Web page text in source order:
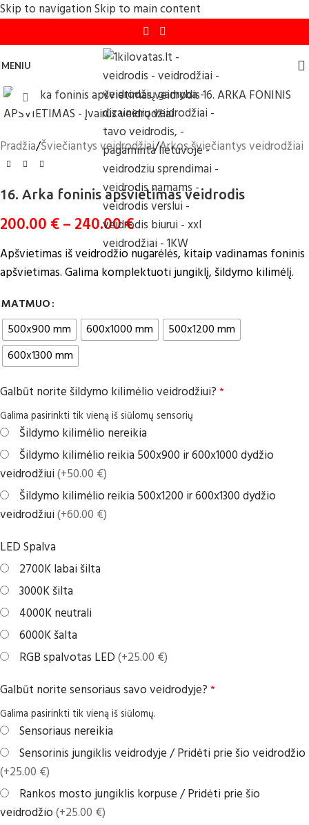
Skip to navigationSkip to main content
MENIU
Click to enlarge
Pradžia/Šviečiantys veidrodžiai/Arkos šviečiantys veidrodžiai
16. Arka foninis apšvietimas veidrodis
200.00 €– 240.00€
Apšvietimas iš veidrodžio nugarėlės, kitaip vadinamas foninis
apšvietimas. Galima komplektuoti jungiklį, šildymo kilimėlį.
MATMUO
500x900 mm
600x1000 mm
500x1200 mm
600x1300 mm
Galbūt norite šildymo kilimėlio veidrodžiui?*
Galima pasirinkti tik vieną iš siūlomų sensorių
Šildymo kilimėlio nereikia
Šildymo kilimėlio reikia 500x900 ir 600x1000 dydžio
veidrodžiui(+50.00 €)
Šildymo kilimėlio reikia 500x1200 ir 600x1300 dydžio
veidrodžiui(+60.00 €)
LED Spalva
2700K labai šilta
3000K šilta
4000K neutrali
6000K šalta
RGB spalvotas LED(+25.00 €)
Galbūt norite sensoriaus savo veidrodyje?*
Galima pasirinkti tik vieną iš siūlomų.
Sensoriaus nereikia
Sensorinis jungiklis veidrodyje / Pridėti prie šio veidrodžio
(+25.00 €)
Rankos mosto jungiklis korpuse / Pridėti prie šio
veidrodžio(+25.00 €)